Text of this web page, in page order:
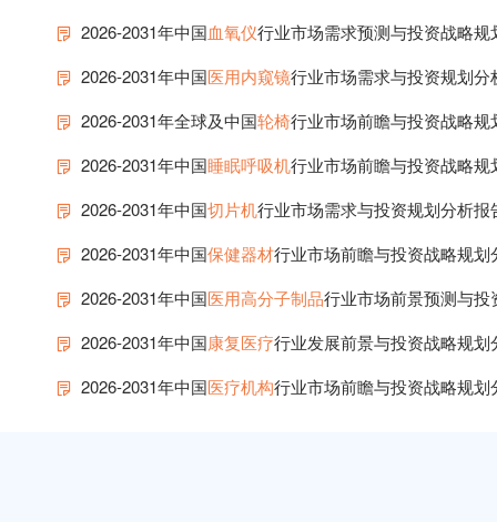
2026-2031年中国血氧仪行业市场需求预测与投资战略规
2026-2031年中国医用内窥镜行业市场需求与投资规划分
2026-2031年全球及中国轮椅行业市场前瞻与投资战略规
2026-2031年中国睡眠呼吸机行业市场前瞻与投资战略规
2026-2031年中国切片机行业市场需求与投资规划分析报
2026-2031年中国保健器材行业市场前瞻与投资战略规划
2026-2031年中国医用高分子制品行业市场前景预测与
2026-2031年中国康复医疗行业发展前景与投资战略规划
2026-2031年中国医疗机构行业市场前瞻与投资战略规划